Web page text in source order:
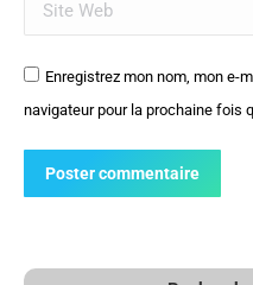
Enregistrez mon nom, mon e-
navigateur pour la prochaine fois
Poster commentaire